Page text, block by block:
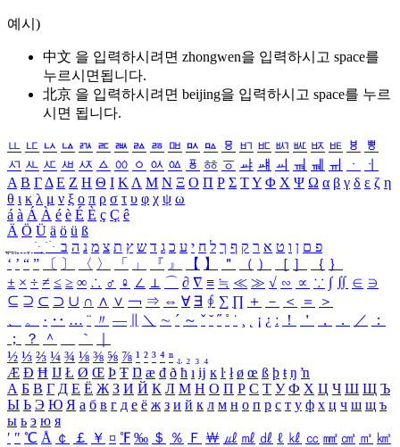
예시)
中文 을 입력하시려면 zhongwen을 입력하시고 space를
누르시면됩니다.
北京 을 입력하시려면 beijing을 입력하시고 space를 누르
시면 됩니다.
ㅥ ㅦ ㅧ ㅨ ㅩ ㅪ ㅫ ㅬ ㅭ ㅮ ㅯ ㅰ ㅱ ㅲ ㅳ ㅴ ㅵ ㅶ ㅷ ㅸ
ㅹ
ㅺ ㅻ ㅼ ㅽ ㅾ ㅿ ㆀ ㆁ ㆂ ㆃ ㆄ ㆅ ㆆ ㆇ ㆈ ㆉ ㆊ ㆋ ㆌ ㆍ
ㆎ
Α Β ΓΔ Ε Ζ Η Θ Ι ΚΛ Μ Ν Ξ Ο Π Ρ Σ ΤΥ Φ Χ Ψ Ω α β γ δ ε ζ η
θ ι κ λ μ ν ξ ο π ρ σ τ υ φ χ ψ ω
á à Á À é è É È ç Ç ê
Ä Ö Ü ä ö ü ß
ִֶֹ ֻּ ׁׂ פ ם ן ו ט א ר ק ף ך ל ח י ע כ ג ד ש ץ ת צ מ נ ה ב
‘ ’ “ ” 〔 〕 〈 〉 「 」 『 』 【 】 ＂ （ ） ［ ］ ｛ ｝
± × ÷ ≠ ≤ ≥ ∞ ∴ ♂ ♀ ∠ ⊥ ⌒ ∂ ∇ ≡ ≒ ≪ ≫ √ ∽ ∝ ∵ ∫ ∬ ∈ ∋
⊆ ⊇ ⊂ ⊃ ∪ ∩ ∧ ∨ ￢ ⇒ ⇔ ∀ ∃ ∮ ∑ ∏ ＋ － ＜ ＝
＞
、
。 · ‥ … ¨ 〃 ― ＼ ∼ ´ ～ ˇ ˘ ˝ ˚ ˙ ¸ ¡ ¿ ː ！ ＇ ， ． ／
：
；
？ ＾ ｀
½ ⅓ ⅔ ¼ ¾ ⅛ ⅜ ⅝ ⅞ ¹ ² ³ ⁴ ⁿ ₁ ₂ ₃ ₄
Æ Ð Ħ Ĳ Ł Ø Œ Þ Ŧ Ŋ æ đ ð ħ ı ĳ ĸ ŀ ł ø œ ß þ ŧ ŋ ŉ
А Б В Г Д Е Ё Ж З И Й К Л М Н О П Р С Т У Ф Х Ц Ч Ш Щ Ъ
Ы Ь Э Ю Я а б в г д е ё ж з и й к л м н о п р с т у ф х ц ч ш щ ъ
ы ь э ю я
′ ″ ℃ Å ￠ ￡ ￥ ¤ ℉ ‰ ＄ ％ Ｆ ￦ ㎕ ㎖ ㎗ ℓ ㎘ ㏄ ㎣ ㎤ ㎥ ㎦